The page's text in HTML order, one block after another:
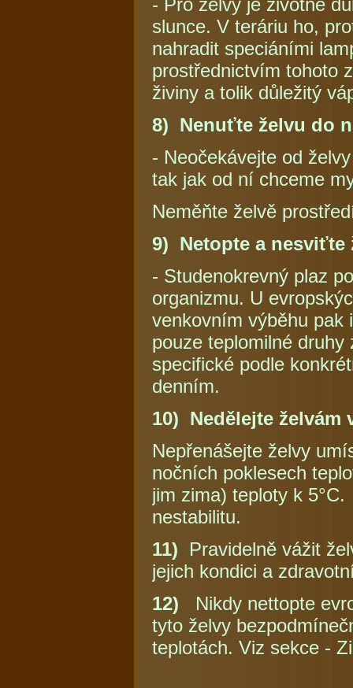
- Pro želvy je životně
slunce. V teráriu ho,
nahradit speciáními
prostřednictvím tohoto
živiny a tolik důležitý
8) Nenuťte želvu do
- Neočekávejte od
tak jak od ní chceme
Neměňte želvě
9) Netopte a nesviťte
- Studenokrevný plaz
organizmu. U
venkovním výběhu pak
pouze teplomilné
specifické podle
denním.
10) Nedělejte
Nepřenášejte želvy
nočních poklesech
jim zima) teploty k
nestabilitu.
11) Pravidelně vážit
jejich kondici a
12) Nikdy nettopte
tyto želvy
teplotách. Viz sekce -